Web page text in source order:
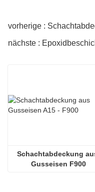
vorherige :
Schachtabdeckung
Gusseisen F900